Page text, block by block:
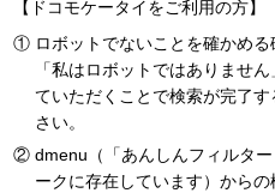
【ドコモケータイをご利用の方】
ロボットでないことを確かめる
「私はロボットではありませ
ていただくことで検索が完了
さい。
dmenu（「あんしんフィルタ
ークに存在しています）からの